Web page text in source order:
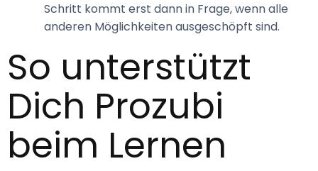
Schritt kommt erst dann in Frage, wenn alle
anderen Möglichkeiten ausgeschöpft sind.
So unterstützt
Dich Prozubi
beim Lernen